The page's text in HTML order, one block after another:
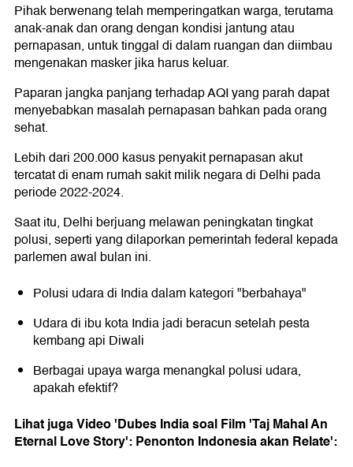
Pihak berwenang telah memperingatkan warga, terutama
anak-anak dan orang dengan kondisi jantung atau
pernapasan, untuk tinggal di dalam ruangan dan diimbau
mengenakan masker jika harus keluar.
Paparan jangka panjang terhadap AQI yang parah dapat
menyebabkan masalah pernapasan bahkan pada orang
sehat.
Lebih dari 200.000 kasus penyakit pernapasan akut
tercatat di enam rumah sakit milik negara di Delhi pada
periode 2022-2024.
Saat itu, Delhi berjuang melawan peningkatan tingkat
polusi, seperti yang dilaporkan pemerintah federal kepada
parlemen awal bulan ini.
Polusi udara di India dalam kategori "berbahaya"
Udara di ibu kota India jadi beracun setelah pesta
kembang api Diwali
Berbagai upaya warga menangkal polusi udara,
apakah efektif?
Lihat juga Video 'Dubes India soal Film 'Taj Mahal An
Eternal Love Story': Penonton Indonesia akan Relate':